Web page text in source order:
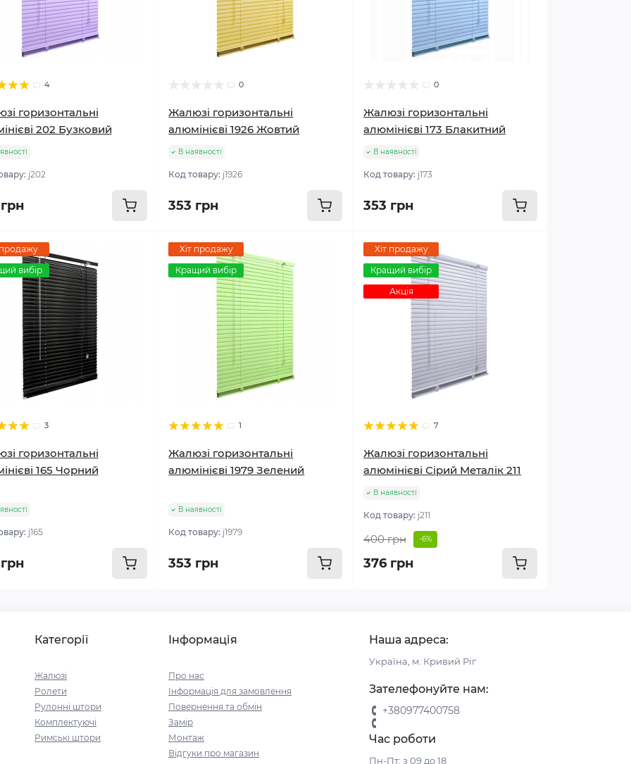
4
горизонтальні
202 Бузковий
j202
0
Жалюзі горизонтальні
алюмінієві 1926 Жовтий
В наявності
Код товару: j1926
353 грн
0
Жалюзі горизонтальні
алюмінієві 173 Блакитний
В наявності
Код товару: j173
353 грн
продажу
вибір
3
горизонтальні
165 Чорний
j165
Хіт продажу
Кращий вибір
1
Жалюзі горизонтальні
алюмінієві 1979 Зелений
В наявності
Код товару: j1979
353 грн
Хіт продажу
Кращий вибір
Акція
7
Жалюзі горизонтальні
алюмінієві Сірий Металік 211
В наявності
Код товару: j211
400 грн -6%
376 грн
Категорії
Жалюзі
Ролети
Рулонні штори
Комплектуючі
Римські штори
Інформація
Про нас
Інформація для замовлення
Повернення та обмін
Замір
Монтаж
Відгуки про магазин
Наша адреса:
Україна, м. Кривий Ріг
Зателефонуйте нам:
+380977400758
Час роботи
Пн-Пт: з 09 до 18